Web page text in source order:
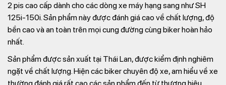
2 pis cao cấp dành cho các dòng xe máy hạng sang như SH
125i-150i. Sản phẩm này được đánh giá cao về chất lượng, độ
bền cao và an toàn trên mọi cung đường cùng biker hoàn hảo
nhất.
Sản phẩm được sản xuất tại Thái Lan, được kiểm định nghiêm
ngặt về chất lượng. Hiện các biker chuyên độ xe, am hiểu về xe